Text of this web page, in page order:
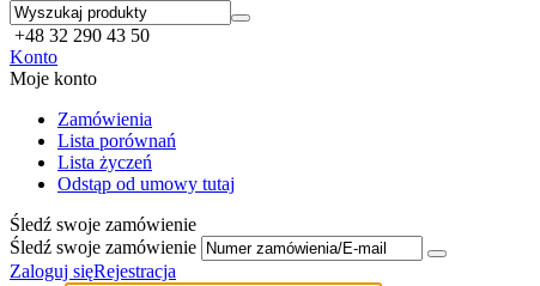
+48 32 290 43 50
Konto
Moje konto
Zamówienia
Lista porównań
Lista życzeń
Odstąp od umowy tutaj
Śledź swoje zamówienie
Śledź swoje zamówienie
Zaloguj sięRejestracja